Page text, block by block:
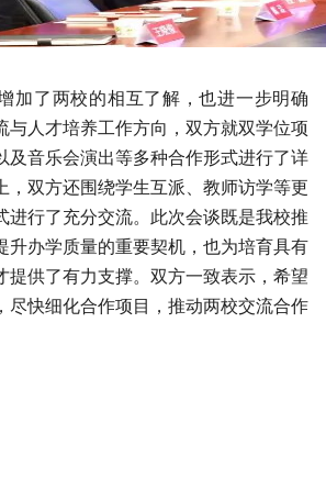
加了两校的相互了解，也进一步明确
与人才培养工作方向，双方就双学位项
及音乐会演出等多种合作形式进行了详
，双方还围绕学生互派、教师访学等更
进行了充分交流。此次会谈既是我校推
升办学质量的重要契机，也为培育具有
提供了有力支撑。双方一致表示，希望
尽快细化合作项目，推动两校交流合作